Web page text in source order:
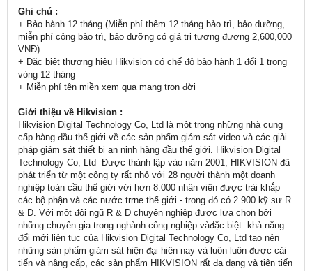
Ghi chú :
+ Bảo hành 12 tháng (Miễn phí thêm 12 tháng bảo trì, bảo dưỡng,
miễn phí công bảo trì, bảo dưỡng có giá trị tương đương 2,600,000
VNĐ).
+ Đặc biệt thương hiệu Hikvision có chế độ bảo hành 1 đổi 1 trong
vòng 12 tháng
+ Miễn phí tên miền xem qua mạng trọn đời
Giới thiệu về Hikvision :
Hikvision Digital Technology Co, Ltd là một trong những nhà cung
cấp hàng đầu thế giới về các sản phẩm giám sát video và các giải
pháp giám sát thiết bị an ninh hàng đầu thế giới. Hikvision Digital
Technology Co, Ltd Được thành lập vào năm 2001, HIKVISION đã
phát triển từ một công ty rất nhỏ với 28 người thành một doanh
nghiệp toàn cầu thế giới với hơn 8.000 nhân viên được trải khắp
các bộ phận và các nước trrne thế giới - trong đó có 2.900 kỹ sư R
& D. Với một đội ngũ R & D chuyên nghiệp được lựa chọn bởi
những chuyên gia trong nghành công nghiệp vàđặc biệt khả năng
đổi mới liên tục của Hikvision Digital Technology Co, Ltd tạo nên
những sản phẩm giám sát hiện đại hiên nay và luôn luôn được cải
tiến và nâng cấp, các sản phẩm HIKVISION rất đa dạng và tiên tiến